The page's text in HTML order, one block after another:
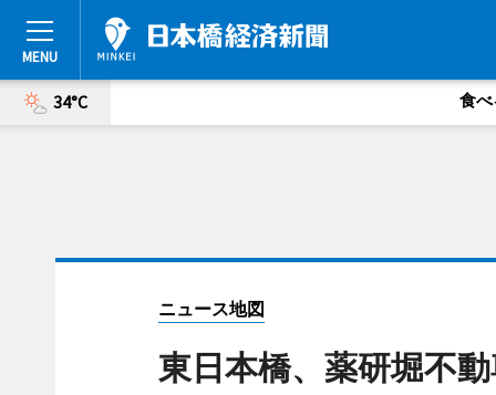
34°C 食べ
ニュース地図
東日本橋、薬研堀不